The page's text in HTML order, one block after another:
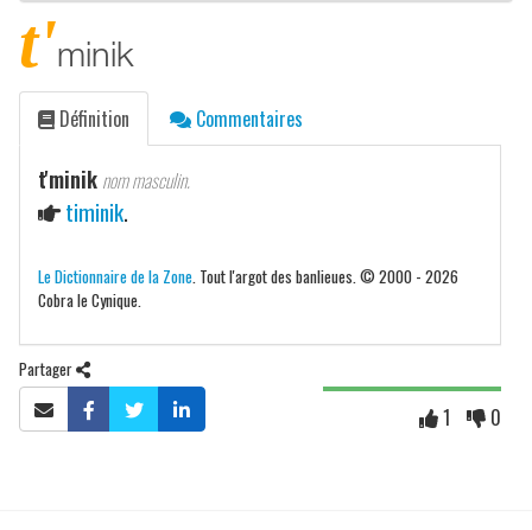
t'minik
Définition Commentaires
t'minik nom masculin.
timinik.
Le Dictionnaire de la Zone . Tout l'argot des banlieues. © 2000 - 2026
Cobra le Cynique.
Partager
1 0